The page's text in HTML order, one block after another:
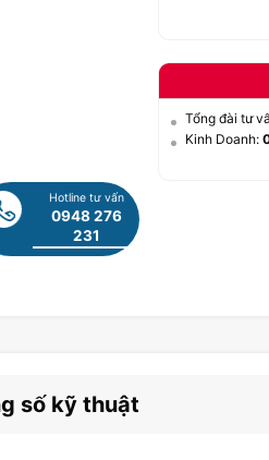
Hotline tư vấn
0948 276
231
Tổng đài tư
Kinh Doanh:
số kỹ thuật